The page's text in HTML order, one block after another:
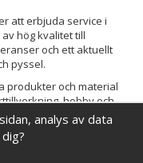
att erbjuda service i
hög kvalitet till
och ett aktuellt
pyssel.
produkter och material
hobby och
löpande förbättra och
det du behöver hos oss.
analys av data